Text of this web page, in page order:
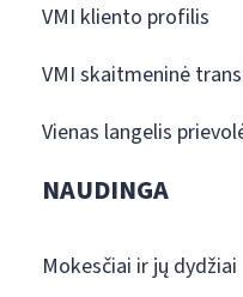
VMI kliento profilis
VMI skaitmeninė
Vienas langelis
NAUDINGA
Mokesčiai ir jų dydžiai